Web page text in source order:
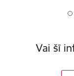
Vai šī